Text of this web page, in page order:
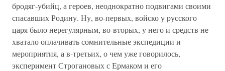
бродяг-убийц, а героев, неоднократно подвигами своими
спасавших Родину. Ну, во-первых, войско у русского
царя было нерегулярным, во-вторых, у него и средств не
хватало оплачивать сомнительные экспедиции и
мероприятия, а в-третьих, о чем уже говорилось,
эксперимент Строгановых с Ермаком и его